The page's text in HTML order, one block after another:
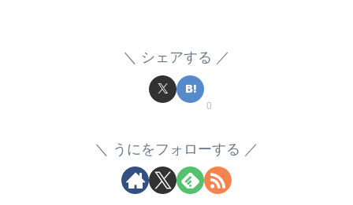
シェアする
0
うにをフォローする